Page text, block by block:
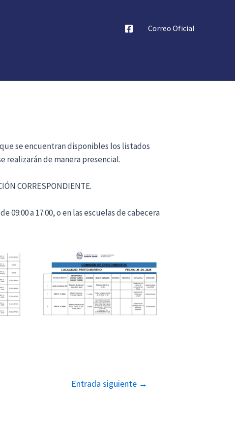
Correo Oficial
se encuentran disponibles los listados
realizarán de manera presencial.
CORRESPONDIENTE.
09:00 a 17:00, o en las escuelas de cabecera
Entrada siguiente →